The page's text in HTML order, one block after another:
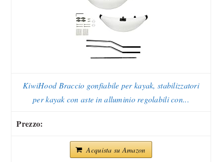
KiwiHood Braccio gonfiabile per kayak, stabilizzatori
per kayak con aste in alluminio regolabili con...
Acquista su Amazon